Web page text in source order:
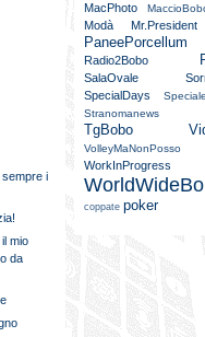
sempre i
mio
da
MacPhoto
Modà
Mr.President
PaneePorcellum
Radio2Bobo
SalaOvale
SpecialDays
Speciale
Stranomanews
TgBobo
VolleyMaNonPosso
WorkInProgress
coppate poker